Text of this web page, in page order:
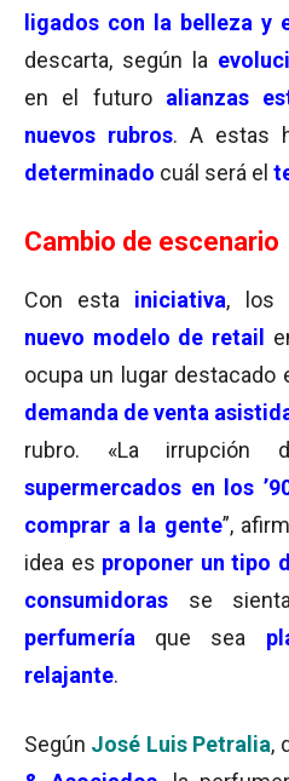
ligados con la belleza y
descarta, según la
en el futuro alianzas
nuevos rubros. A estas
determinado cuál será el
Cambio de escenario
Con esta iniciativa, los
nuevo modelo de retail
ocupa un lugar destacado
demanda de venta
rubro. «La irrupción
supermercados en los
comprar a la gente”,
idea es proponer un tipo
consumidoras
se
perfumería que sea
relajante.
Según José Luis Petralia,